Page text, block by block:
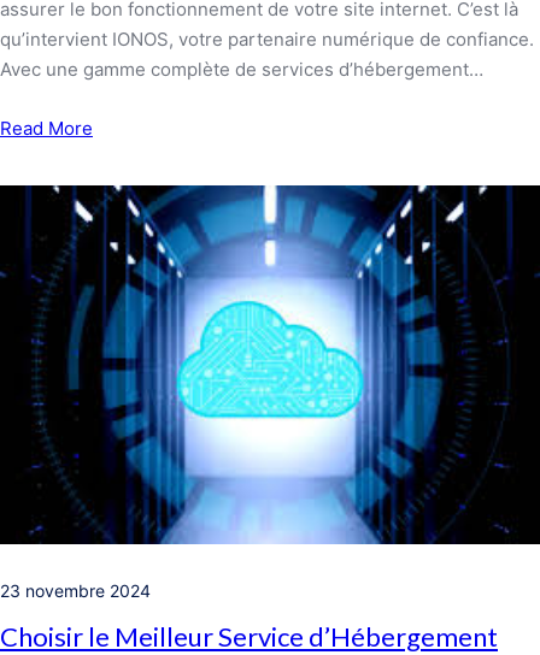
assurer le bon fonctionnement de votre site internet. C’est là
qu’intervient IONOS, votre partenaire numérique de confiance.
Avec une gamme complète de services d’hébergement…
Read More
23 novembre 2024
Choisir le Meilleur Service d’Hébergement